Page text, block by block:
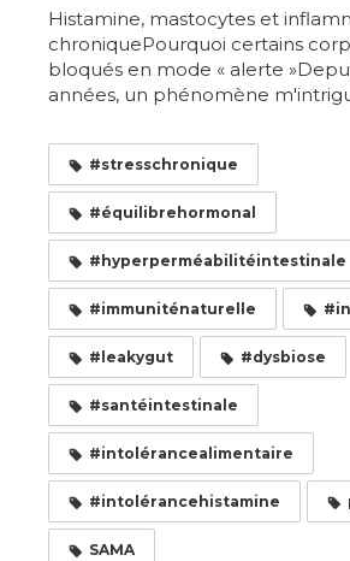
Histamine, mastocytes et
chroniquePourquoi certains
bloqués en mode « alerte
années, un phénomène
#stresschronique
#équilibrehormonal
#hyperperméabilitéintestinale
#immuniténaturelle
#leakygut #dysbiose
#santéintestinale
#intolérancealimentaire
#intolérancehistamine
SAMA